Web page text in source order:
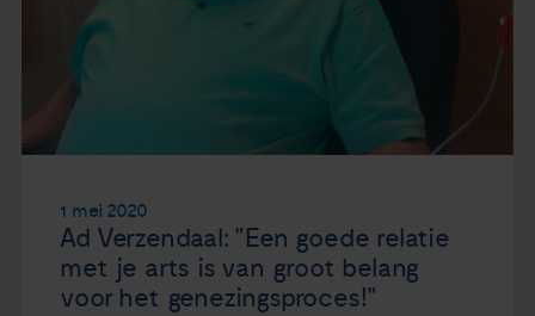
1 mei 2020
Ad Verzendaal: "Een goede relatie
met je arts is van groot belang
voor het genezingsproces!"